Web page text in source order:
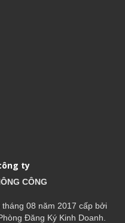
ty
CÔNG
08 năm 2017 cấp bởi
Đăng Ký Kinh Doanh.